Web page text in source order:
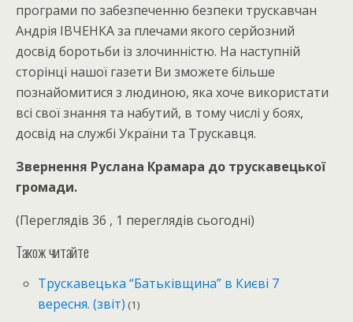
програми по забезпеченню безпеки трускавчан
Андрія ІВЧЕНКА за плечами якого серйозний
досвід боротьби із злочинністю. На наступній
сторінці нашої газети Ви зможете більше
познайомитися з людиною, яка хоче використати
всі свої знання та набутий, в тому числі у боях,
досвід на службі України та Трускавця.
Звернення Руслана Крамара до трускавецької
громади.
(Переглядів 36 , 1 переглядів сьогодні)
Також читайте
Трускавецька “Батьківщина” в Києві 7
вересня. (звіт) (1)